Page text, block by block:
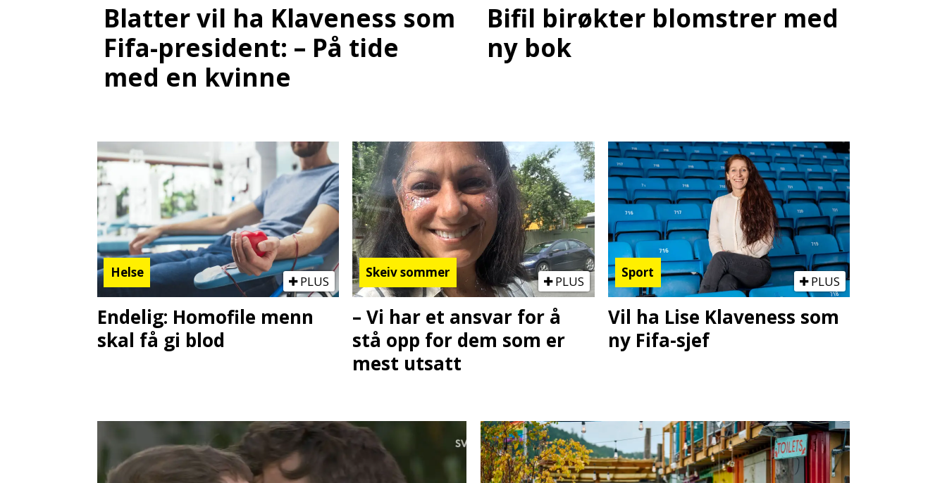
Blatter vil ha Klaveness som
Fifa-president: – På tide
med en kvinne
Bifil birøkter blomstrer med
ny bok
Helse
PLUS
Endelig: Homofile menn
skal få gi blod
Skeiv sommer
PLUS
– Vi har et ansvar for å
stå opp for dem som er
mest utsatt
Sport
PLUS
Vil ha Lise Klaveness som
ny Fifa-sjef